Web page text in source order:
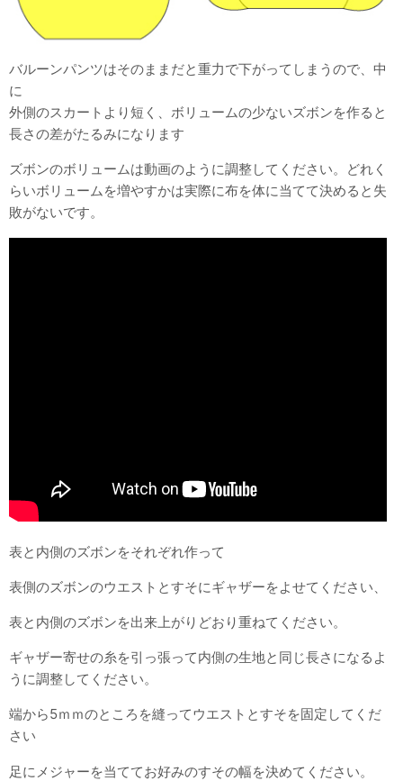
バルーンパンツはそのままだと重力で下がってしまうので、中
に
外側のスカートより短く、ボリュームの少ないズボンを作ると
長さの差がたるみになります
ズボンのボリュームは動画のように調整してください。どれく
らいボリュームを増やすかは実際に布を体に当てて決めると失
敗がないです。
表と内側のズボンをそれぞれ作って
表側のズボンのウエストとすそにギャザーをよせてください、
表と内側のズボンを出来上がりどおり重ねてください。
ギャザー寄せの糸を引っ張って内側の生地と同じ長さになるよ
うに調整してください。
端から5ｍｍのところを縫ってウエストとすそを固定してくだ
さい
足にメジャーを当ててお好みのすその幅を決めてください。